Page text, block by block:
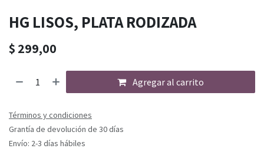
HG LISOS, PLATA RODIZADA
$ 299,00
Agregar al carrito
Términos y condiciones
Grantía de devolución de 30 días
Envío: 2-3 días hábiles